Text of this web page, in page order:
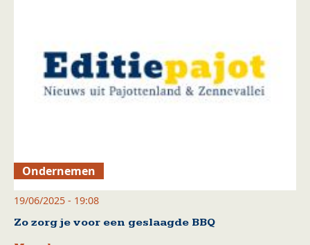
Ondernemen
19/06/2025 - 19:08
Zo zorg je voor een geslaagde BBQ